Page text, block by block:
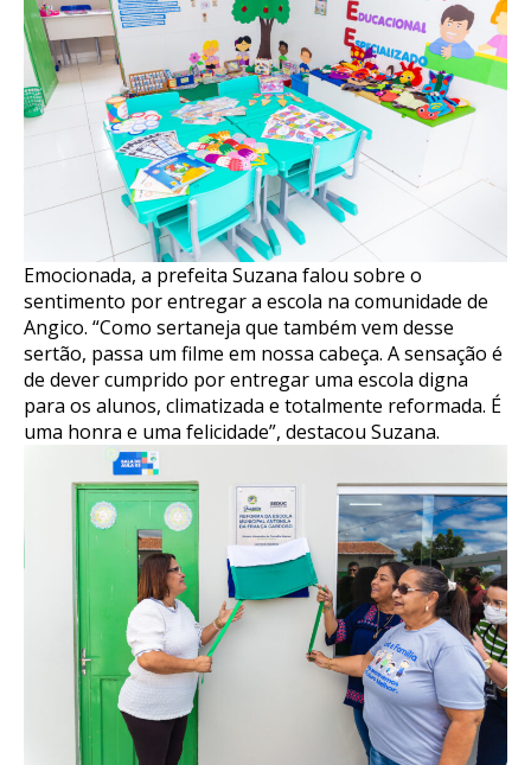
Emocionada, a prefeita Suzana falou sobre o
sentimento por entregar a escola na comunidade de
Angico. “Como sertaneja que também vem desse
sertão, passa um filme em nossa cabeça. A sensação é
de dever cumprido por entregar uma escola digna
para os alunos, climatizada e totalmente reformada. É
uma honra e uma felicidade”, destacou Suzana.